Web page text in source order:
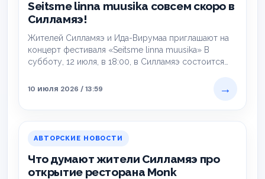
Seitsme linna muusika совсем скоро в
Силламяэ!
Жителей Силламяэ и Ида-Вирумаа приглашают на
концерт фестиваля «Seitsme linna muusika» В
субботу, 12 июля, в 18:00, в Силламяэ состоится…
10 июля 2026 / 13:59 →
АВТОРСКИЕ НОВОСТИ
Что думают жители Силламяэ про
открытие ресторана Monk